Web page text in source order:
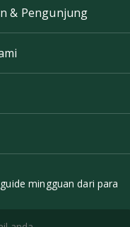
& Pengunjung
mingguan dari para